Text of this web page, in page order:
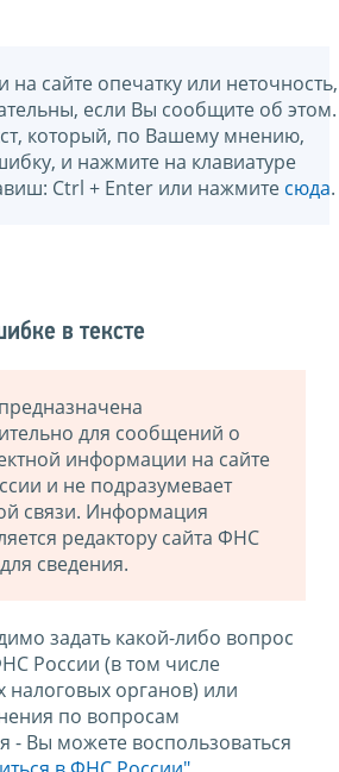
на сайте опечатку или неточность,
если Вы сообщите об этом.
который, по Вашему мнению,
и нажмите на клавиатуре
Ctrl + Enter или нажмите сюда.
в тексте
для сообщений о
информации на сайте
и не подразумевает
связи. Информация
редактору сайта ФНС
сведения.
задать какой-либо вопрос
России (в том числе
налоговых органов) или
по вопросам
- Вы можете воспользоваться